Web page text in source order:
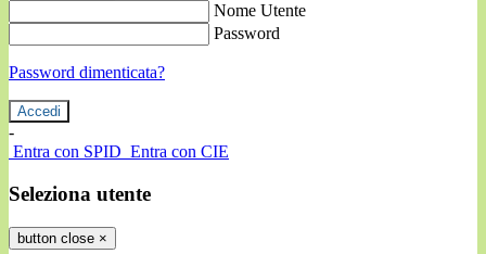
Nome Utente
Password
Password dimenticata?
-
Entra con SPID Entra con CIE
Seleziona utente
button close ×